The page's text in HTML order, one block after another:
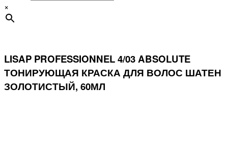
×
LISAP PROFESSIONNEL 4/03 ABSOLUTE
ТОНИРУЮЩАЯ КРАСКА ДЛЯ ВОЛОС ШАТЕН
ЗОЛОТИСТЫЙ, 60МЛ